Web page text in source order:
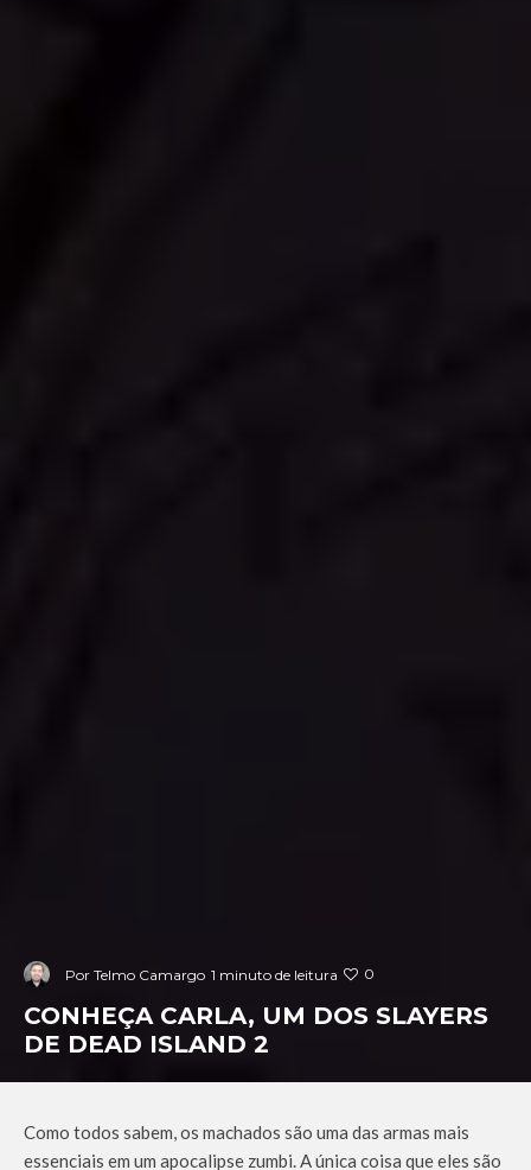
Por Telmo Camargo 1 minuto de leitura 0
CONHEÇA CARLA, UM DOS SLAYERS
DE DEAD ISLAND 2
Como todos sabem, os machados são uma das armas mais
essenciais em um apocalipse zumbi. A única coisa que eles são